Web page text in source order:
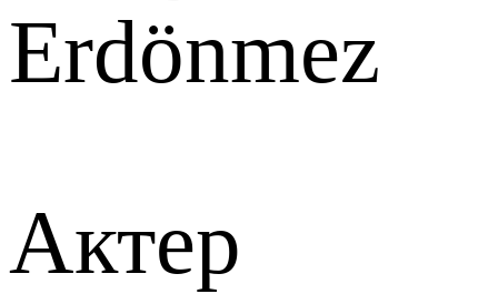
Erdönmez
Актер